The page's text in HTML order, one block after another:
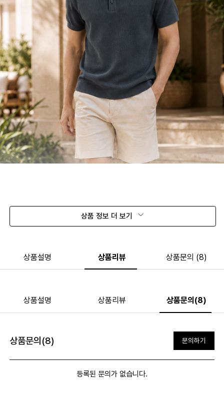
상품 정보 더 보기
상품설명 상품리뷰 상품문의 (8)
상품설명 상품리뷰 상품문의(8)
상품문의(8) 문의하기
등록된 문의가 없습니다.